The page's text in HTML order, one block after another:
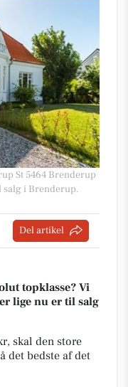
St 5464 Brenderup
salg i Brenderup.
Del artikel
topklasse? Vi
lige nu er til salg
skal den store
det bedste af det